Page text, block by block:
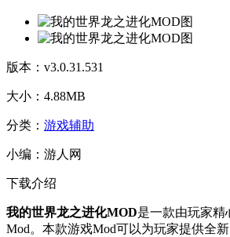
版本： v3.0.31.531
大小： 4.88MB
分类： 游戏辅助
小编： 游人网
下载介绍
我的世界龙之进化MOD是一款由玩家精
Mod。本款游戏Mod可以为玩家提供全